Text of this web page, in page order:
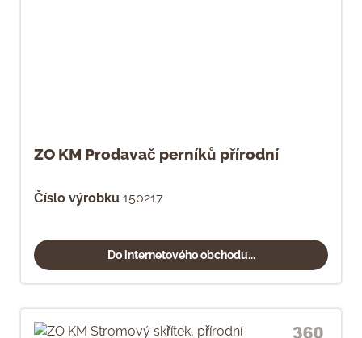
ZO KM Prodavač perníků přírodní
Číslo výrobku 150217
Do internetového obchodu...